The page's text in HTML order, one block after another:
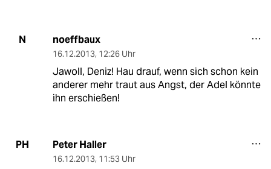
N noeffbaux
16.12.2013, 12:26 Uhr
Jawoll, Deniz! Hau drauf, wenn sich schon kein
anderer mehr traut aus Angst, der Adel könnte
ihn erschießen!
PH Peter Haller
16.12.2013, 11:53 Uhr